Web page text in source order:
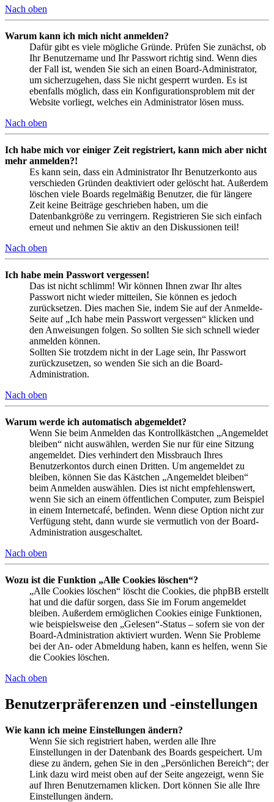
Nach oben
Warum kann ich mich nicht anmelden?
Dafür gibt es viele mögliche Gründe. Prüfen Sie zunächst, ob
Ihr Benutzername und Ihr Passwort richtig sind. Wenn dies
der Fall ist, wenden Sie sich an einen Board-Administrator,
um sicherzugehen, dass Sie nicht gesperrt wurden. Es ist
ebenfalls möglich, dass ein Konfigurationsproblem mit der
Website vorliegt, welches ein Administrator lösen muss.
Nach oben
Ich habe mich vor einiger Zeit registriert, kann mich aber nicht
mehr anmelden?!
Es kann sein, dass ein Administrator Ihr Benutzerkonto aus
verschieden Gründen deaktiviert oder gelöscht hat. Außerdem
löschen viele Boards regelmäßig Benutzer, die für längere
Zeit keine Beiträge geschrieben haben, um die
Datenbankgröße zu verringern. Registrieren Sie sich einfach
erneut und nehmen Sie aktiv an den Diskussionen teil!
Nach oben
Ich habe mein Passwort vergessen!
Das ist nicht schlimm! Wir können Ihnen zwar Ihr altes
Passwort nicht wieder mitteilen, Sie können es jedoch
zurücksetzen. Dies machen Sie, indem Sie auf der Anmelde-
Seite auf „Ich habe mein Passwort vergessen“ klicken und
den Anweisungen folgen. So sollten Sie sich schnell wieder
anmelden können.
Sollten Sie trotzdem nicht in der Lage sein, Ihr Passwort
zurückzusetzen, so wenden Sie sich an die Board-
Administration.
Nach oben
Warum werde ich automatisch abgemeldet?
Wenn Sie beim Anmelden das Kontrollkästchen „Angemeldet
bleiben“ nicht auswählen, werden Sie nur für eine Sitzung
angemeldet. Dies verhindert den Missbrauch Ihres
Benutzerkontos durch einen Dritten. Um angemeldet zu
bleiben, können Sie das Kästchen „Angemeldet bleiben“
beim Anmelden auswählen. Dies ist nicht empfehlenswert,
wenn Sie sich an einem öffentlichen Computer, zum Beispiel
in einem Internetcafé, befinden. Wenn diese Option nicht zur
Verfügung steht, dann wurde sie vermutlich von der Board-
Administration ausgeschaltet.
Nach oben
Wozu ist die Funktion „Alle Cookies löschen“?
„Alle Cookies löschen“ löscht die Cookies, die phpBB erstellt
hat und die dafür sorgen, dass Sie im Forum angemeldet
bleiben. Außerdem ermöglichen Cookies einige Funktionen,
wie beispielsweise den „Gelesen“-Status – sofern sie von der
Board-Administration aktiviert wurden. Wenn Sie Probleme
bei der An- oder Abmeldung haben, kann es helfen, wenn Sie
die Cookies löschen.
Nach oben
Benutzerpräferenzen und -einstellungen
Wie kann ich meine Einstellungen ändern?
Wenn Sie sich registriert haben, werden alle Ihre
Einstellungen in der Datenbank des Boards gespeichert. Um
diese zu ändern, gehen Sie in den „Persönlichen Bereich“; der
Link dazu wird meist oben auf der Seite angezeigt, wenn Sie
auf Ihren Benutzernamen klicken. Dort können Sie alle Ihre
Einstellungen ändern.